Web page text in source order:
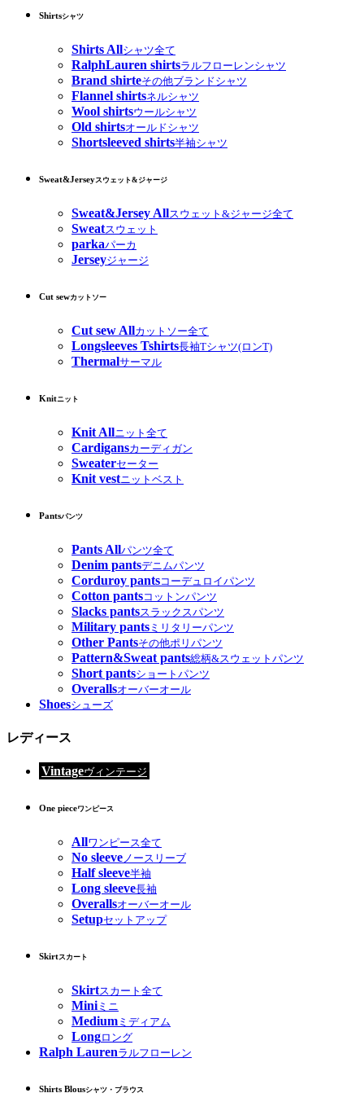
Shirtsシャツ
Shirts Allシャツ全て
RalphLauren shirtsラルフローレンシャツ
Brand shirteその他ブランドシャツ
Flannel shirtsネルシャツ
Wool shirtsウールシャツ
Old shirtsオールドシャツ
Shortsleeved shirts半袖シャツ
Sweat&Jerseyスウェット&ジャージ
Sweat&Jersey Allスウェット&ジャージ全て
Sweatスウェット
parkaパーカ
Jerseyジャージ
Cut sewカットソー
Cut sew Allカットソー全て
Longsleeves Tshirts長袖Tシャツ(ロンT)
Thermalサーマル
Knitニット
Knit Allニット全て
Cardigansカーディガン
Sweaterセーター
Knit vestニットベスト
Pantsパンツ
Pants Allパンツ全て
Denim pantsデニムパンツ
Corduroy pantsコーデュロイパンツ
Cotton pantsコットンパンツ
Slacks pantsスラックスパンツ
Military pants ミリタリーパンツ
Other Pantsその他ポリパンツ
Pattern&Sweat pants総柄&スウェットパンツ
Short pantsショートパンツ
Overallsオーバーオール
Shoesシューズ
レディース
Vintageヴィンテージ
One pieceワンピース
Allワンピース全て
No sleeveノースリーブ
Half sleeve半袖
Long sleeve長袖
Overallsオーバーオール
Setupセットアップ
Skirtスカート
Skirtスカート全て
Miniミニ
Medium ミディアム
Longロング
Ralph Laurenラルフローレン
Shirts Blousシャツ・ブラウス